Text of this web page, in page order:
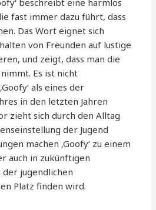
beschreibt eine harmlos
fast immer dazu führt, dass
Das Wort eignet sich
von Freunden auf lustige
und zeigt, dass man die
Es ist nicht
als eines der
in den letzten Jahren
zieht sich durch den Alltag
der Jugend
machen ‚Goofy‘ zu einem
auch in zukünftigen
jugendlichen
Platz finden wird.